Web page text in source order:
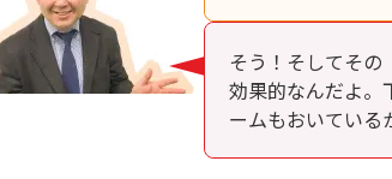
そう！そしてその
効果的なんだよ。
ームもおいている